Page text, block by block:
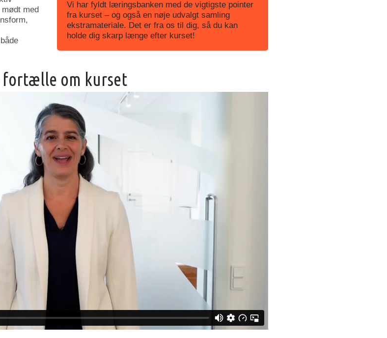
Vi har fyldt læringsbanken med de vigtigste pointer
fra kurset – og også en nøje udvalgt samling
ekstramateriale. Det er fra os til dig, så du kan
holde dig skarp længe efter kurset!
med
fortælle om kurset